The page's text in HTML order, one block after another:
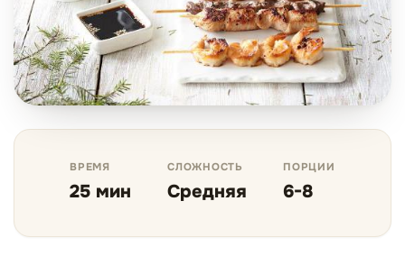
ВРЕМЯ
25 мин
СЛОЖНОСТЬ
Средняя
ПОРЦИИ
6-8